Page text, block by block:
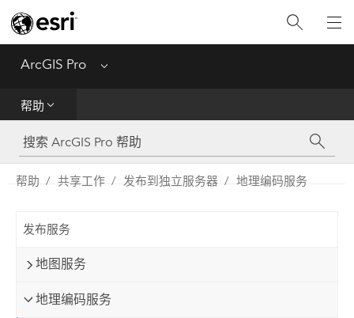
ArcGIS Pro Menu
帮助
工具参考
Python
帮助 共享工作 发布到独立服务器 地理编码服务
发布服务
地图服务
地理编码服务